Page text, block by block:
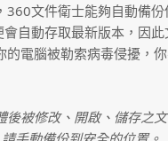
360文件衛士能夠自動備
自動存取最新版本，因
的電腦被勒索病毒侵擾，
後被修改、開啟、儲存之